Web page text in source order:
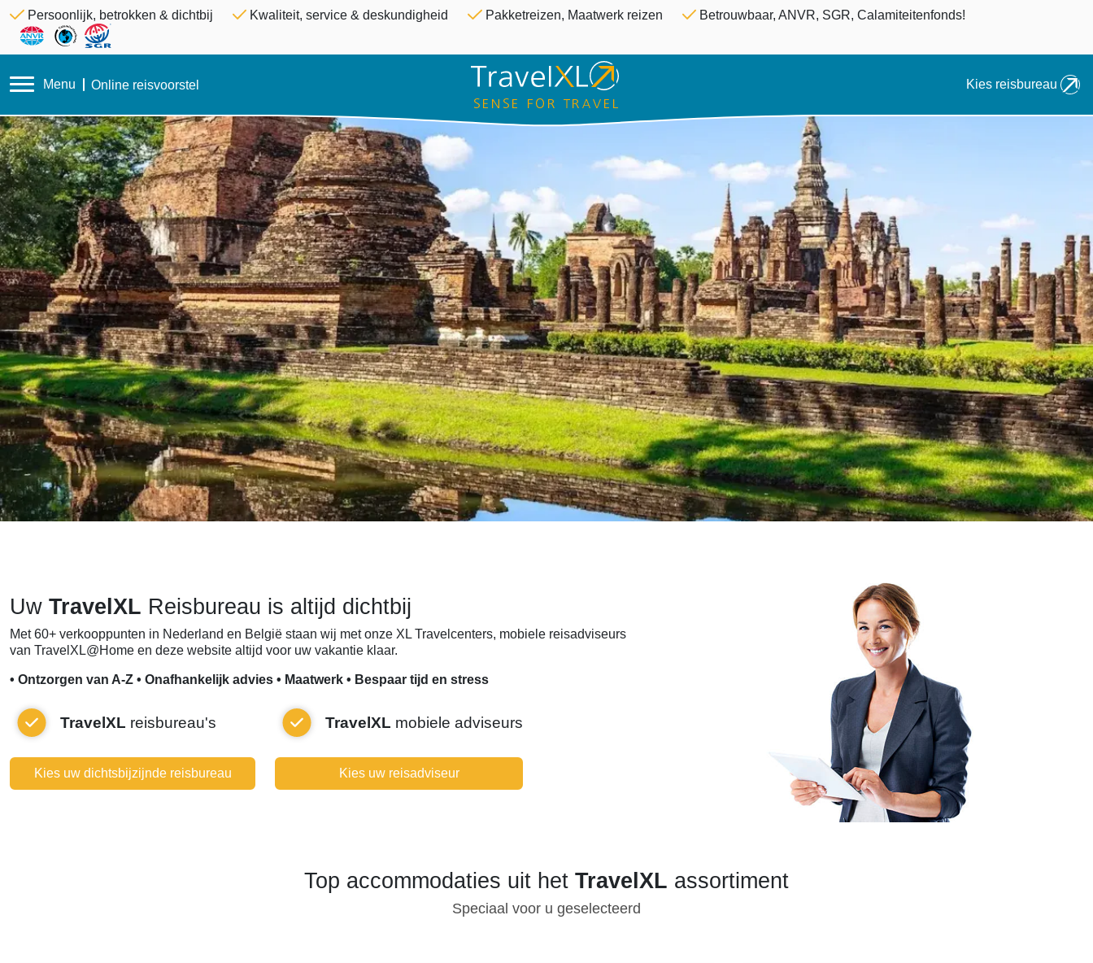
Overslaan en naar de inhoud gaan
Persoonlijk, betrokken & dichtbij Kwaliteit, service & deskundigheid Pakketreizen, Maatwerk reizen Betrouwbaar, ANVR, SGR, Calamiteitenfonds!
Menu Online reisvoorstel Kies reisbureau
Uw TravelXL Reisbureau is altijd dichtbij
Met 60+ verkooppunten in Nederland en België staan wij met onze XL Travelcenters, mobiele reisadviseurs
van TravelXL@Home en deze website altijd voor uw vakantie klaar.
• Ontzorgen van A-Z • Onafhankelijk advies • Maatwerk • Bespaar tijd en stress
TravelXL reisbureau's
Kies uw dichtsbijzijnde reisbureau
TravelXL mobiele adviseurs
Kies uw reisadviseur
Top accommodaties uit het TravelXL assortiment
Speciaal voor u geselecteerd